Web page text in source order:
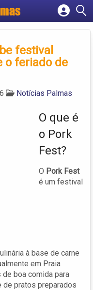
empresa
festival
o feriado de
Notícias Palmas
O que é
o Pork
Fest?
O Pork Fest
é um festival
à base de carne
em Praia
de boa comida para
de pratos preparados